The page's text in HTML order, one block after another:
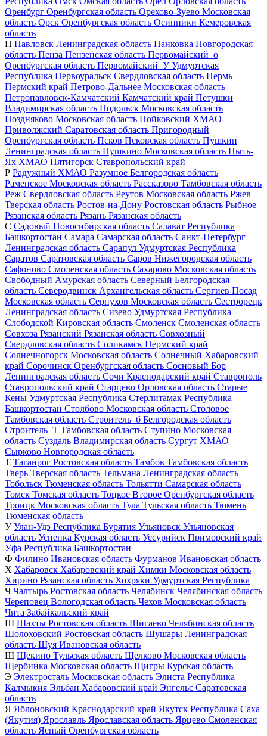
Оренбург Оренбургская область Орехово-Зуево Московская
область Орск Оренбургская область Осинники Кемеровская
область
П Павловск Ленинградская область Панковка Новгородская
область Пенза Пензенская область Первомайский_о
Оренбургская область Первомайский_У Удмуртская
Республика Первоуральск Свердловская область Пермь
Пермский край Петрово-Дальнее Московская область
Петропавловск-Камчатский Камчатский край Петушки
Владимирская область Подольск Московская область
Поздняково Московская область Пойковский ХМАО
Приволжский Саратовская область Пригородный
Оренбургская область Псков Псковская область Пушкин
Ленинградская область Пушкино Московская область Пыть-
Ях ХМАО Пятигорск Ставропольский край
Р Радужный ХМАО Разумное Белгородская область
Раменское Московская область Рассказово Тамбовская область
Реж Свердловская область Реутов Московская область Ржев
Тверская область Ростов-на-Дону Ростовская область Рыбное
Рязанская область Рязань Рязанская область
С Садовый Новосибирская область Салават Республика
Башкортостан Самара Самарская область Санкт-Петербург
Ленинградская область Сарапул Удмуртская Республика
Саратов Саратовская область Саров Нижегородская область
Сафоново Смоленская область Сахарово Московская область
Свободный Амурская область Северный Белгородская
область Северодвинск Архангельская область Сергиев Посад
Московская область Серпухов Московская область Сестрорецк
Ленинградская область Сизево Удмуртская Республика
Слободской Кировская область Смоленск Смоленская область
Совхоза Рязанский Рязанская область Совхозный
Свердловская область Соликамск Пермский край
Солнечногорск Московская область Солнечный Хабаровский
край Сорочинск Оренбургская область Сосновый Бор
Ленинградская область Сочи Краснодарский край Ставрополь
Ставропольский край Старцево Орловская область Старые
Кены Удмуртская Республика Стерлитамак Республика
Башкортостан Столбово Московская область Столовое
Тамбовская область Строитель_б Белгородская область
Строитель_Т Тамбовская область Ступино Московская
область Суздаль Владимирская область Сургут ХМАО
Сырково Новгородская область
Т Таганрог Ростовская область Тамбов Тамбовская область
Тверь Тверская область Тельмана Ленинградская область
Тобольск Тюменская область Тольятти Самарская область
Томск Томская область Тоцкое Второе Оренбургская область
Троицк Московская область Тула Тульская область Тюмень
Тюменская область
У Улан-Удэ Республика Бурятия Ульяновск Ульяновская
область Успенка Курская область Уссурийск Приморский край
Уфа Республика Башкортостан
Ф Филино Ивановская область Фурманов Ивановская область
Х Хабаровск Хабаровский край Химки Московская область
Хирино Рязанская область Хохряки Удмуртская Республика
Ч Чалтырь Ростовская область Челябинск Челябинская область
Череповец Вологодская область Чехов Московская область
Чита Забайкальский край
Ш Шахты Ростовская область Шигаево Челябинская область
Шолоховский Ростовская область Шушары Ленинградская
область Шуя Ивановская область
Щ Щекино Тульская область Щелково Московская область
Щербинка Московская область Щигры Курская область
Э Электросталь Московская область Элиста Республика
Калмыкия Эльбан Хабаровский край Энгельс Саратовская
область
Я Яблоновский Краснодарский край Якутск Республика Саха
(Якутия) Ярославль Ярославская область Ярцево Смоленская
область Ясный Оренбургская область